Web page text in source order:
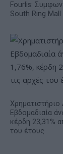
Fourlis:
South Ring Mall
Εβδομαδιαία
κέρδη 23,31%
του έτους